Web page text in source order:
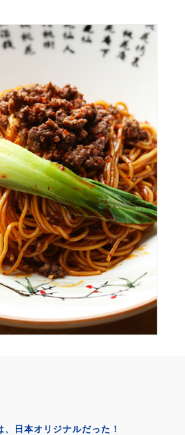
日本オリジナルだった！